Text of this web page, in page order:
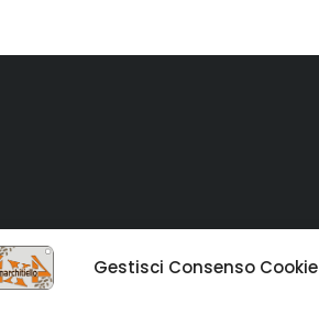
Gestisci Consenso Cookie